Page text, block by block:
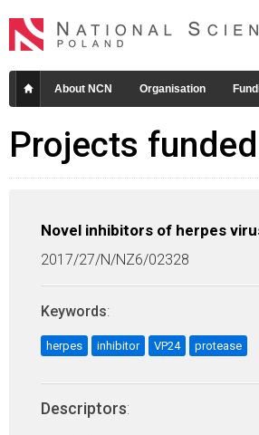
About NCN Organisation
Projects
Novel inhibitors of herpes
2017/27/N/NZ6/02328
Keywords:
herpes inhibitor VP24 protease
Descriptors: